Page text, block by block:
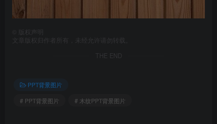
版权声明
文章版权归作者所有，未经允许请勿转载。
THE END
PPT背景图片
# PPT背景图片
# 木纹PPT背景图片